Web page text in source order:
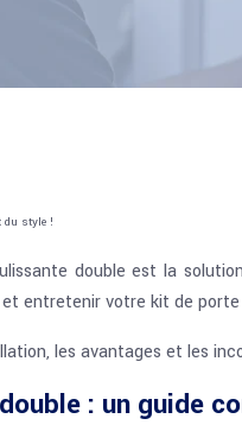
du style !
double est la
entretenir votre kit de
les avantages et les
: un guide